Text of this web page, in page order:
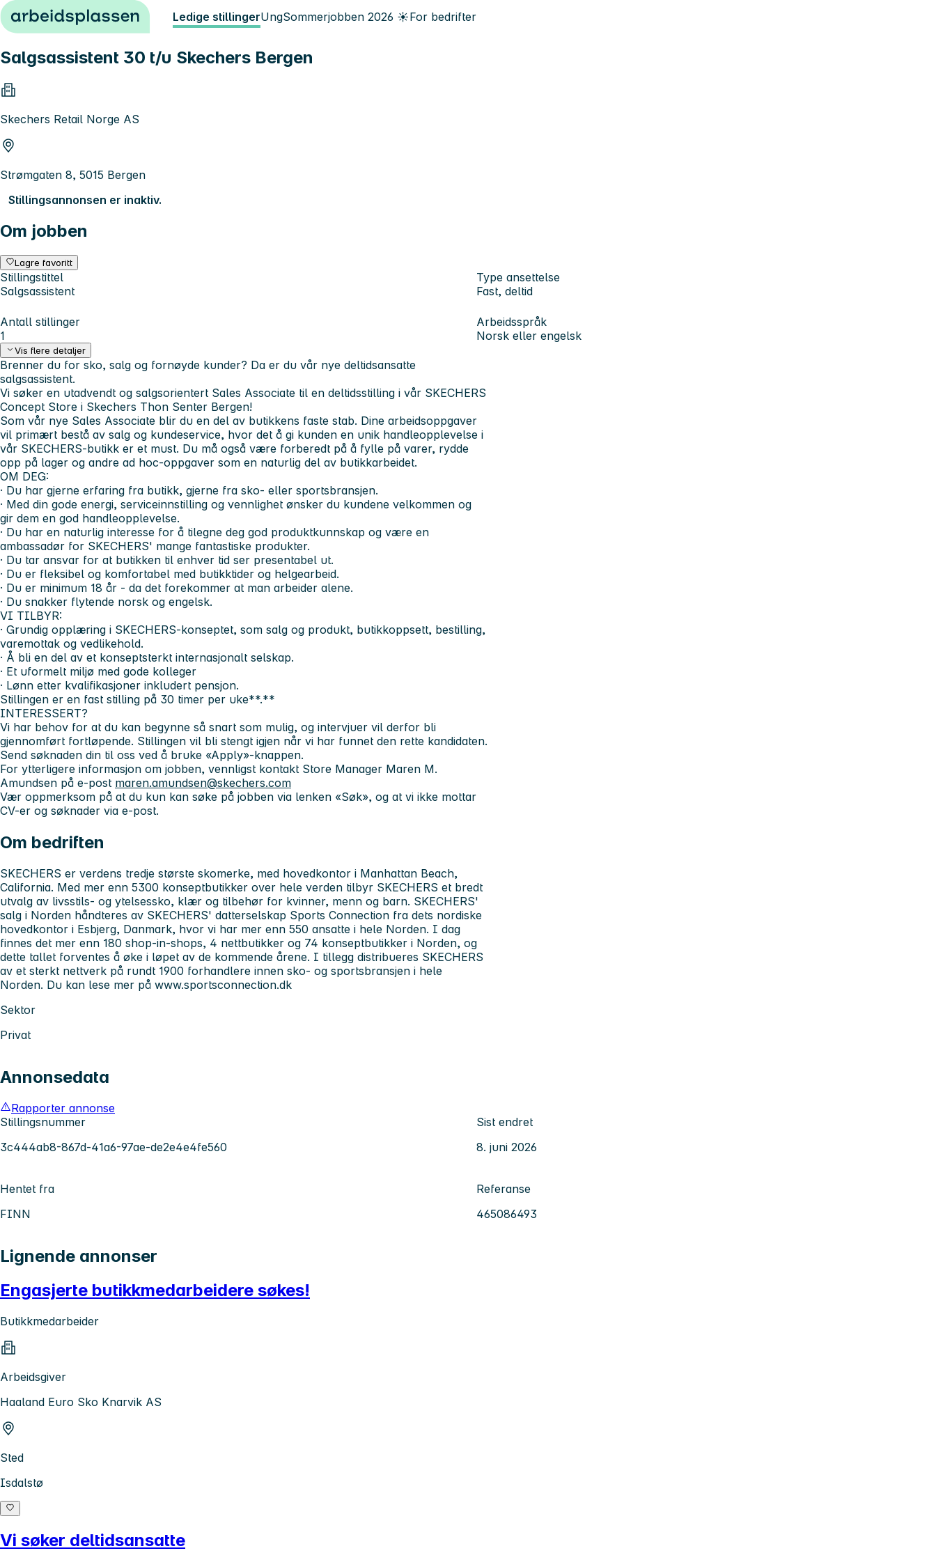
Hopp til innhold Ledige stillingerUngSommerjobben 2026 ☀️For bedrifter
Salgsassistent 30 t/u Skechers Bergen
Skechers Retail Norge AS
Strømgaten 8, 5015 Bergen
Stillingsannonsen er inaktiv.
Om jobben
Lagre favoritt
Stillingstittel
Salgsassistent
Type ansettelse
Fast, deltid
Antall stillinger
1
Arbeidsspråk
Norsk eller engelsk
Vis flere detaljer
Brenner du for sko, salg og fornøyde kunder? Da er du vår nye deltidsansatte
salgsassistent.
Vi søker en utadvendt og salgsorientert Sales Associate til en deltidsstilling i vår SKECHERS
Concept Store i Skechers Thon Senter Bergen!
Som vår nye Sales Associate blir du en del av butikkens faste stab. Dine arbeidsoppgaver
vil primært bestå av salg og kundeservice, hvor det å gi kunden en unik handleopplevelse i
vår SKECHERS-butikk er et must. Du må også være forberedt på å fylle på varer, rydde
opp på lager og andre ad hoc-oppgaver som en naturlig del av butikkarbeidet.
OM DEG:
· Du har gjerne erfaring fra butikk, gjerne fra sko- eller sportsbransjen.
· Med din gode energi, serviceinnstilling og vennlighet ønsker du kundene velkommen og
gir dem en god handleopplevelse.
· Du har en naturlig interesse for å tilegne deg god produktkunnskap og være en
ambassadør for SKECHERS' mange fantastiske produkter.
· Du tar ansvar for at butikken til enhver tid ser presentabel ut.
· Du er fleksibel og komfortabel med butikktider og helgearbeid.
· Du er minimum 18 år - da det forekommer at man arbeider alene.
· Du snakker flytende norsk og engelsk.
VI TILBYR:
· Grundig opplæring i SKECHERS-konseptet, som salg og produkt, butikkoppsett, bestilling,
varemottak og vedlikehold.
· Å bli en del av et konseptsterkt internasjonalt selskap.
· Et uformelt miljø med gode kolleger
· Lønn etter kvalifikasjoner inkludert pensjon.
Stillingen er en fast stilling på 30 timer per uke**.**
INTERESSERT?
Vi har behov for at du kan begynne så snart som mulig, og intervjuer vil derfor bli
gjennomført fortløpende. Stillingen vil bli stengt igjen når vi har funnet den rette kandidaten.
Send søknaden din til oss ved å bruke «Apply»-knappen.
For ytterligere informasjon om jobben, vennligst kontakt Store Manager Maren M.
Amundsen på e-post maren.amundsen@skechers.com
Vær oppmerksom på at du kun kan søke på jobben via lenken «Søk», og at vi ikke mottar
CV-er og søknader via e-post.
Om bedriften
SKECHERS er verdens tredje største skomerke, med hovedkontor i Manhattan Beach,
California. Med mer enn 5300 konseptbutikker over hele verden tilbyr SKECHERS et bredt
utvalg av livsstils- og ytelsessko, klær og tilbehør for kvinner, menn og barn. SKECHERS'
salg i Norden håndteres av SKECHERS' datterselskap Sports Connection fra dets nordiske
hovedkontor i Esbjerg, Danmark, hvor vi har mer enn 550 ansatte i hele Norden. I dag
finnes det mer enn 180 shop-in-shops, 4 nettbutikker og 74 konseptbutikker i Norden, og
dette tallet forventes å øke i løpet av de kommende årene. I tillegg distribueres SKECHERS
av et sterkt nettverk på rundt 1900 forhandlere innen sko- og sportsbransjen i hele
Norden. Du kan lese mer på www.sportsconnection.dk
Sektor
Privat
Annonsedata
Rapporter annonse
Stillingsnummer
3c444ab8-867d-41a6-97ae-de2e4e4fe560
Sist endret
8. juni 2026
Hentet fra
FINN
Referanse
465086493
Lignende annonser
Engasjerte butikkmedarbeidere søkes!
Butikkmedarbeider
Arbeidsgiver
Haaland Euro Sko Knarvik AS
Sted
Isdalstø
Vi søker deltidsansatte